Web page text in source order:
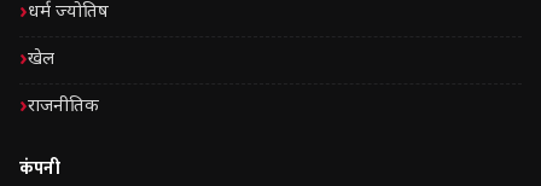
धर्म ज्योतिष
खेल
राजनीतिक
कंपनी